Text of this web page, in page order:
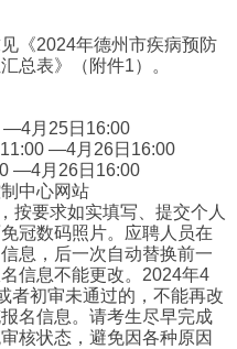
《2024年德州市疾病预防
总表》（附件1）。
—4月25日16:00
—4月26日16:00
—4月26日16:00
中心网站
按要求如实填写、提交个人
冠数码照片。应聘人员在
息，后一次自动替换前一
信息不能更改。2024年4
者初审未通过的，不能再改
名信息。请考生尽早完成
核状态，避免因各种原因